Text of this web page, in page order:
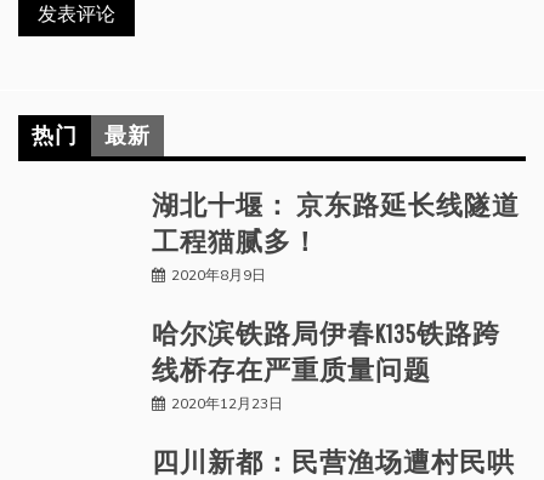
热门 最新
湖北十堰： 京东路延长线隧道
工程猫腻多！
2020年8月9日
哈尔滨铁路局伊春K135铁路跨
线桥存在严重质量问题
2020年12月23日
四川新都：民营渔场遭村民哄